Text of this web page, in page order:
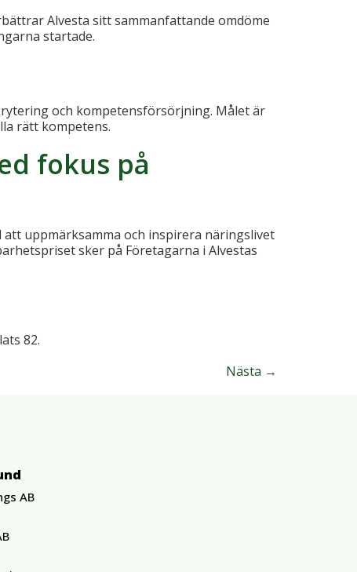
Alvesta sitt sammanfattande omdöme
startade.
och kompetensförsörjning. Målet är
rätt kompetens.
fokus på
uppmärksamma och inspirera näringslivet
sker på Företagarna i Alvestas
82.
Nästa →
AB